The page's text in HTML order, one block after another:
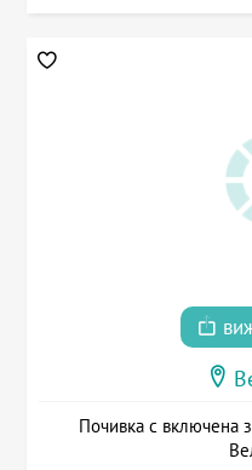
Почивка с включена